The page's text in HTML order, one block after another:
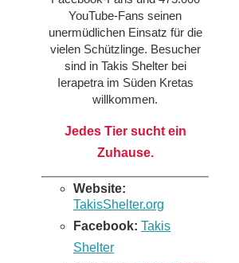
YouTube-Fans seinen
unermüdlichen Einsatz für die
vielen Schützlinge. Besucher
sind in Takis Shelter bei
Ierapetra im Süden Kretas
willkommen.
Jedes Tier sucht ein
Zuhause.
Website:
TakisShelter.org
Facebook: Takis
Shelter